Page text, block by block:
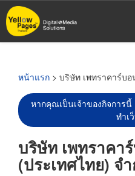
ข้าม
ไป
หน้าแรก > บริษัท เพทราคาร์บ
หากคุณเป็นเจ้าของกิจการ
ทำเ
บริษัท เพทราคา
(ประเทศไทย) จ